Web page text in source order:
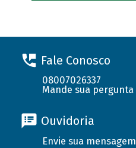
Fale Conosco
08007026337
Mande sua pergunta
Ouvidoria
Envie sua mensagem